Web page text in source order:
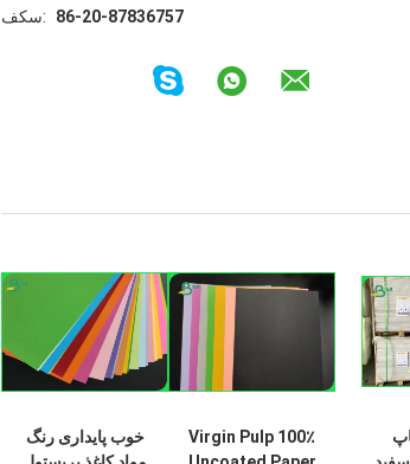
فکس:
86-20-87836757
100٪ Virgin Pulp
خوب پایداری رنگ